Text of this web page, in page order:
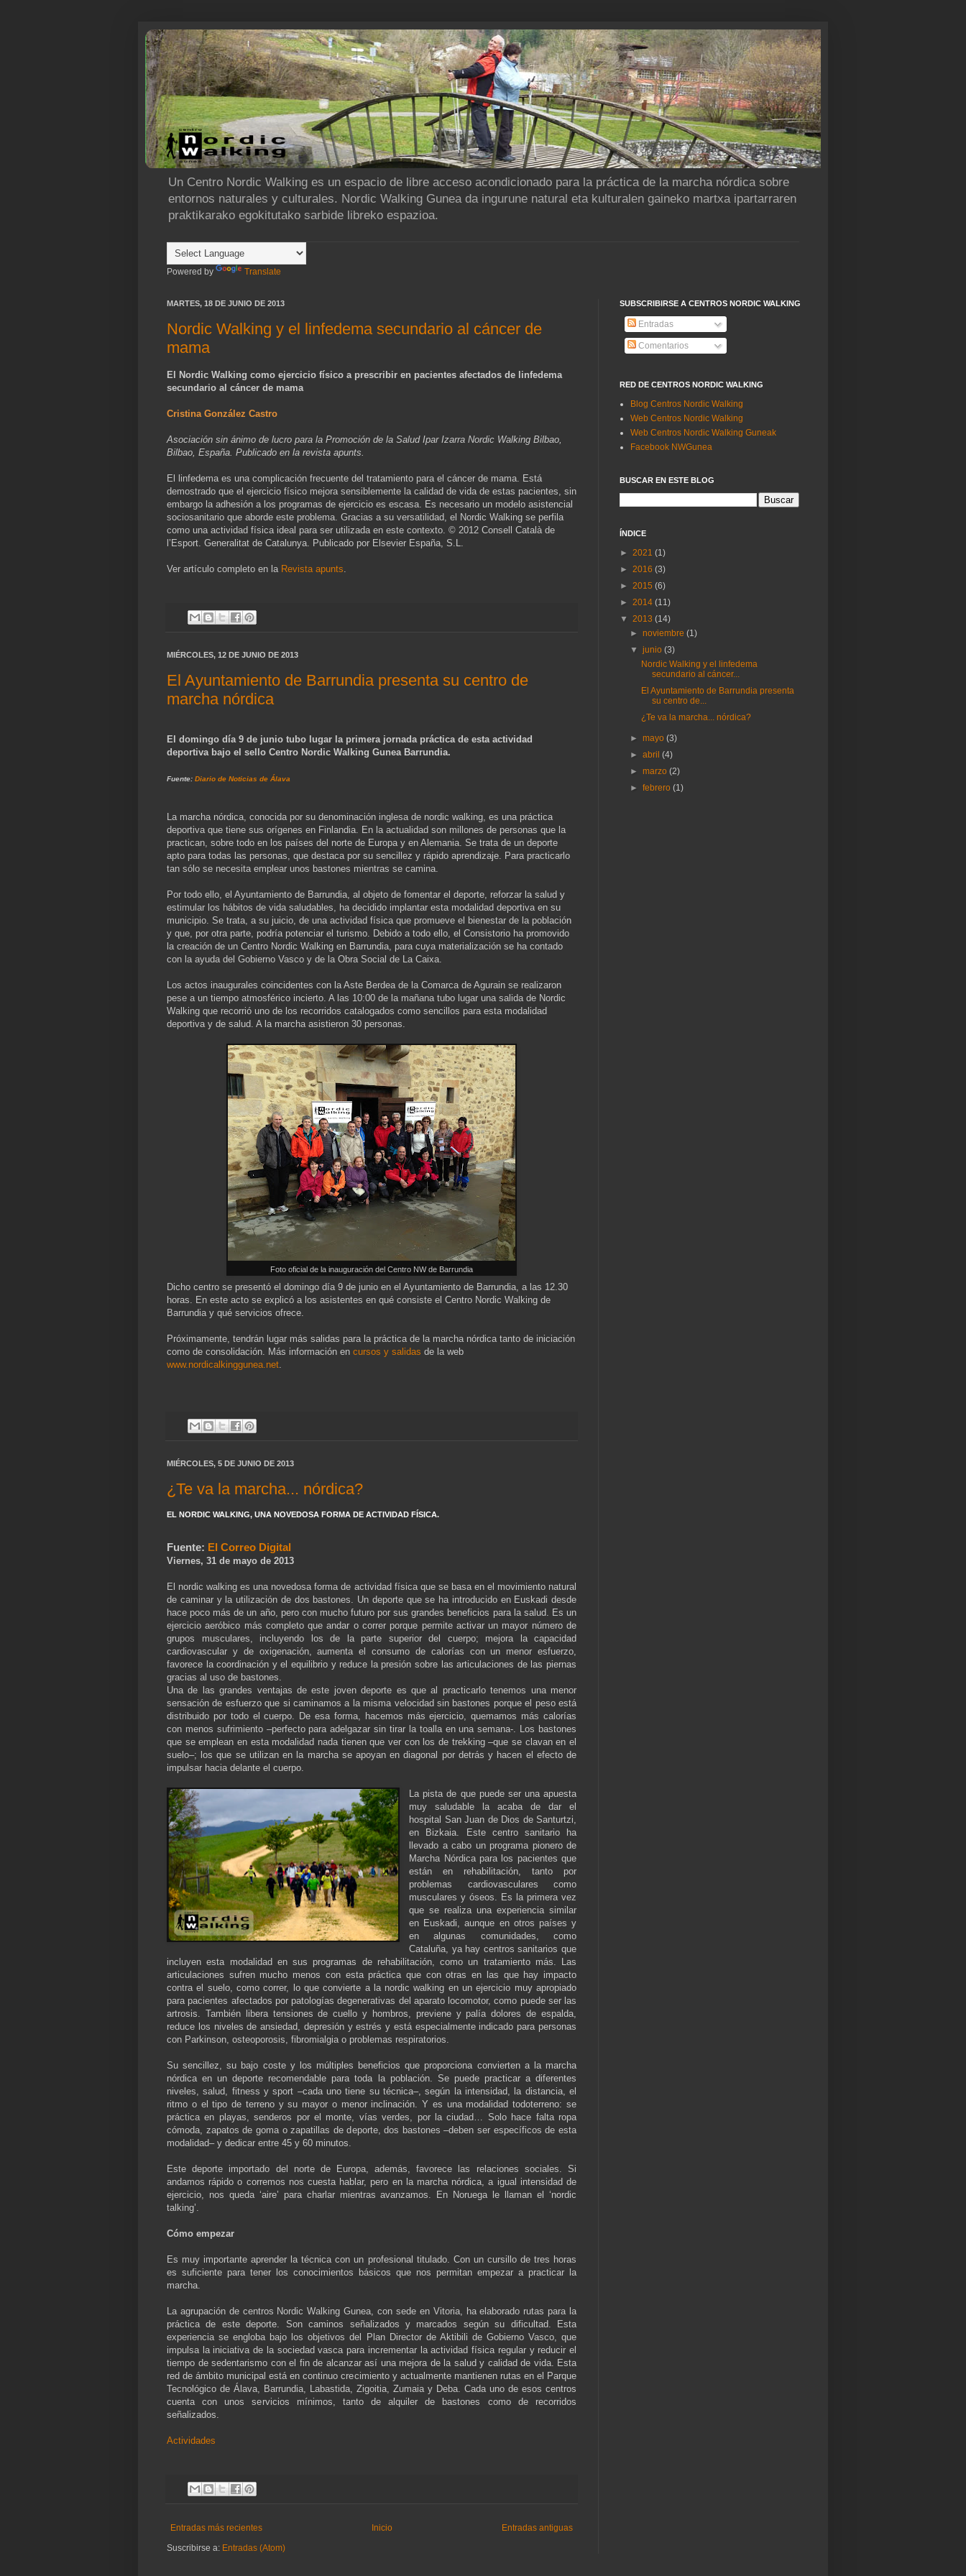
Un Centro Nordic Walking es un espacio de libre acceso acondicionado para la práctica de la marcha nórdica sobre
entornos naturales y culturales. Nordic Walking Gunea da ingurune natural eta kulturalen gaineko martxa ipartarraren
praktikarako egokitutako sarbide libreko espazioa.
Powered by Translate
MARTES, 18 DE JUNIO DE 2013
Nordic Walking y el linfedema secundario al cáncer de
mama
El Nordic Walking como ejercicio físico a prescribir en pacientes afectados de linfedema
secundario al cáncer de mama
Cristina González Castro
Asociación sin ánimo de lucro para la Promoción de la Salud Ipar Izarra Nordic Walking Bilbao,
Bilbao, España. Publicado en la revista apunts.
El linfedema es una complicación frecuente del tratamiento para el cáncer de mama. Está
demostrado que el ejercicio físico mejora sensiblemente la calidad de vida de estas pacientes, sin
embargo la adhesión a los programas de ejercicio es escasa. Es necesario un modelo asistencial
sociosanitario que aborde este problema. Gracias a su versatilidad, el Nordic Walking se perfila
como una actividad física ideal para ser utilizada en este contexto. © 2012 Consell Català de
l’Esport. Generalitat de Catalunya. Publicado por Elsevier España, S.L.
Ver artículo completo en la Revista apunts.
MIÉRCOLES, 12 DE JUNIO DE 2013
El Ayuntamiento de Barrundia presenta su centro de
marcha nórdica
El domingo día 9 de junio tubo lugar la primera jornada práctica de esta actividad
deportiva bajo el sello Centro Nordic Walking Gunea Barrundia.
Fuente: Diario de Noticias de Álava
La marcha nórdica, conocida por su denominación inglesa de nordic walking, es una práctica
deportiva que tiene sus orígenes en Finlandia. En la actualidad son millones de personas que la
practican, sobre todo en los países del norte de Europa y en Alemania. Se trata de un deporte
apto para todas las personas, que destaca por su sencillez y rápido aprendizaje. Para practicarlo
tan sólo se necesita emplear unos bastones mientras se camina.
Por todo ello, el Ayuntamiento de Barrundia, al objeto de fomentar el deporte, reforzar la salud y
estimular los hábitos de vida saludables, ha decidido implantar esta modalidad deportiva en su
municipio. Se trata, a su juicio, de una actividad física que promueve el bienestar de la población
y que, por otra parte, podría potenciar el turismo. Debido a todo ello, el Consistorio ha promovido
la creación de un Centro Nordic Walking en Barrundia, para cuya materialización se ha contado
con la ayuda del Gobierno Vasco y de la Obra Social de La Caixa.
Los actos inaugurales coincidentes con la Aste Berdea de la Comarca de Agurain se realizaron
pese a un tiempo atmosférico incierto. A las 10:00 de la mañana tubo lugar una salida de Nordic
Walking que recorrió uno de los recorridos catalogados como sencillos para esta modalidad
deportiva y de salud. A la marcha asistieron 30 personas.
Foto oficial de la inauguración del Centro NW de Barrundia
Dicho centro se presentó el domingo día 9 de junio en el Ayuntamiento de Barrundia, a las 12.30
horas. En este acto se explicó a los asistentes en qué consiste el Centro Nordic Walking de
Barrundia y qué servicios ofrece.
Próximamente, tendrán lugar más salidas para la práctica de la marcha nórdica tanto de iniciación
como de consolidación. Más información en cursos y salidas de la web
www.nordicalkinggunea.net
MIÉRCOLES, 5 DE JUNIO DE 2013
¿Te va la marcha... nórdica?
EL NORDIC WALKING, UNA NOVEDOSA FORMA DE ACTIVIDAD FÍSICA.
Fuente: El Correo Digital
Viernes, 31 de mayo de 2013
El nordic walking es una novedosa forma de actividad física que se basa en el movimiento natural
de caminar y la utilización de dos bastones. Un deporte que se ha introducido en Euskadi desde
hace poco más de un año, pero con mucho futuro por sus grandes beneficios para la salud. Es un
ejercicio aeróbico más completo que andar o correr porque permite activar un mayor número de
grupos musculares, incluyendo los de la parte superior del cuerpo; mejora la capacidad
cardiovascular y de oxigenación, aumenta el consumo de calorías con un menor esfuerzo,
favorece la coordinación y el equilibrio y reduce la presión sobre las articulaciones de las piernas
gracias al uso de bastones.
Una de las grandes ventajas de este joven deporte es que al practicarlo tenemos una menor
sensación de esfuerzo que si caminamos a la misma velocidad sin bastones porque el peso está
distribuido por todo el cuerpo. De esa forma, hacemos más ejercicio, quemamos más calorías
con menos sufrimiento –perfecto para adelgazar sin tirar la toalla en una semana-. Los bastones
que se emplean en esta modalidad nada tienen que ver con los de trekking –que se clavan en el
suelo–; los que se utilizan en la marcha se apoyan en diagonal por detrás y hacen el efecto de
impulsar hacia delante el cuerpo.
La pista de que puede ser una apuesta
muy saludable la acaba de dar el
hospital San Juan de Dios de Santurtzi,
en Bizkaia. Este centro sanitario ha
llevado a cabo un programa pionero de
Marcha Nórdica para los pacientes que
están en rehabilitación, tanto por
problemas cardiovasculares como
musculares y óseos. Es la primera vez
que se realiza una experiencia similar
en Euskadi, aunque en otros países y
en algunas comunidades, como
Cataluña, ya hay centros sanitarios que
incluyen esta modalidad en sus programas de rehabilitación, como un tratamiento más. Las
articulaciones sufren mucho menos con esta práctica que con otras en las que hay impacto
contra el suelo, como correr, lo que convierte a la nordic walking en un ejercicio muy apropiado
para pacientes afectados por patologías degenerativas del aparato locomotor, como puede ser las
artrosis. También libera tensiones de cuello y hombros, previene y palía dolores de espalda,
reduce los niveles de ansiedad, depresión y estrés y está especialmente indicado para personas
con Parkinson, osteoporosis, fibromialgia o problemas respiratorios.
Su sencillez, su bajo coste y los múltiples beneficios que proporciona convierten a la marcha
nórdica en un deporte recomendable para toda la población. Se puede practicar a diferentes
niveles, salud, fitness y sport –cada uno tiene su técnica–, según la intensidad, la distancia, el
ritmo o el tipo de terreno y su mayor o menor inclinación. Y es una modalidad todoterreno: se
práctica en playas, senderos por el monte, vías verdes, por la ciudad… Solo hace falta ropa
cómoda, zapatos de goma o zapatillas de deporte, dos bastones –deben ser específicos de esta
modalidad– y dedicar entre 45 y 60 minutos.
Este deporte importado del norte de Europa, además, favorece las relaciones sociales. Si
andamos rápido o corremos nos cuesta hablar, pero en la marcha nórdica, a igual intensidad de
ejercicio, nos queda ‘aire’ para charlar mientras avanzamos. En Noruega le llaman el ‘nordic
talking’.
Cómo empezar
Es muy importante aprender la técnica con un profesional titulado. Con un cursillo de tres horas
es suficiente para tener los conocimientos básicos que nos permitan empezar a practicar la
marcha.
La agrupación de centros Nordic Walking Gunea, con sede en Vitoria, ha elaborado rutas para la
práctica de este deporte. Son caminos señalizados y marcados según su dificultad. Esta
experiencia se engloba bajo los objetivos del Plan Director de Aktibili de Gobierno Vasco, que
impulsa la iniciativa de la sociedad vasca para incrementar la actividad física regular y reducir el
tiempo de sedentarismo con el fin de alcanzar así una mejora de la salud y calidad de vida. Esta
red de ámbito municipal está en continuo crecimiento y actualmente mantienen rutas en el Parque
Tecnológico de Álava, Barrundia, Labastida, Zigoitia, Zumaia y Deba. Cada uno de esos centros
cuenta con unos servicios mínimos, tanto de alquiler de bastones como de recorridos
señalizados.
Actividades
Entradas más recientes Entradas antiguas
Inicio
Suscribirse a: Entradas (Atom)
SUBSCRIBIRSE A CENTROS NORDIC WALKING
Entradas
Comentarios
RED DE CENTROS NORDIC WALKING
Blog Centros Nordic Walking
Web Centros Nordic Walking
Web Centros Nordic Walking Guneak
Facebook NWGunea
BUSCAR EN ESTE BLOG
ÍNDICE
► 2021 (1)
► 2016 (3)
► 2015 (6)
► 2014 (11)
▼ 2013 (14)
►noviembre(1)
▼junio(3)
Nordic Walking y el linfedema
secundario al cáncer...
El Ayuntamiento de Barrundia presenta
su centro de...
¿Te va la marcha... nórdica?
►mayo(3)
►abril(4)
►marzo(2)
►febrero(1)